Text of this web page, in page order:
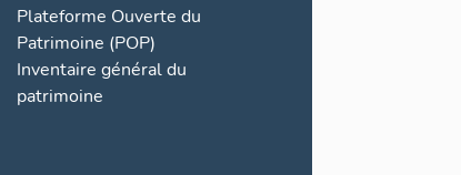
Plateforme Ouverte du
Patrimoine (POP)
Inventaire général du
patrimoine